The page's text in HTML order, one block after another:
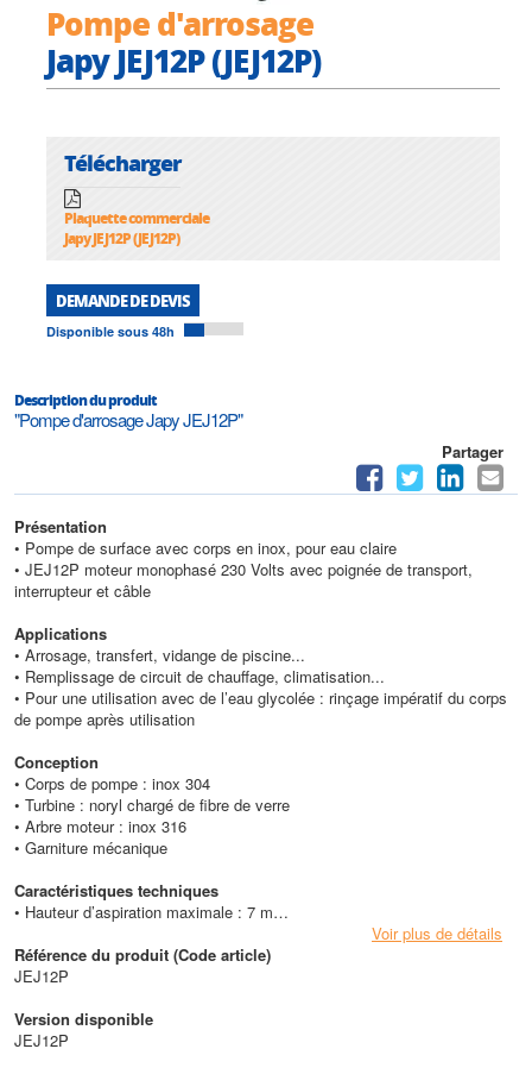
Pompe d'arrosage
Japy JEJ12P (JEJ12P)
Télécharger
Plaquette commerciale
Japy JEJ12P (JEJ12P)
DEMANDE DE DEVIS
Disponible sous 48h
Description du produit
"Pompe d'arrosage Japy JEJ12P"
Partager
Présentation
• Pompe de surface avec corps en inox, pour eau claire
• JEJ12P moteur monophasé 230 Volts avec poignée de transport,
interrupteur et câble
Applications
• Arrosage, transfert, vidange de piscine...
• Remplissage de circuit de chauffage, climatisation...
• Pour une utilisation avec de l’eau glycolée : rinçage impératif du corps
de pompe après utilisation
Conception
• Corps de pompe : inox 304
• Turbine : noryl chargé de fibre de verre
• Arbre moteur : inox 316
• Garniture mécanique
Caractéristiques techniques
• Hauteur d’aspiration maximale : 7 m
• Vitesse de rotation : 2800 tr/mn
• Protection : IP 54
• HMT max : 43 m
• Débit max : 3 m3/h
Voir plus de détails
Référence du produit (Code article)
JEJ12P
Version disponible
JEJ12P